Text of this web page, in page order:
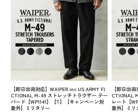
【即日出荷対応】WAIPER.inc US ARMY FI
CTIONAL M-49 ストレッチトラウザー テー
パード【WP1141】【T】【キャンペーン対
象外】ミリタリー
【即日出
CTIONAL
レート【
象外】ミリ